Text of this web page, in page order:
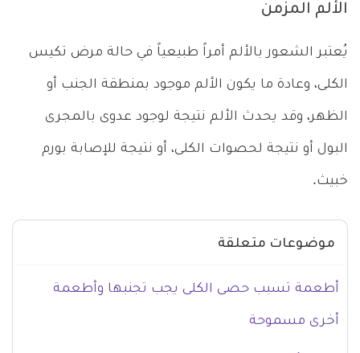
الألم المزمن
يُعتبر الشعور بالألم أمراً طبيعياً في حالة مرض تكيس
الكلى، وعادة ما يكون الألم موجود بمنطقة الجنب أو
الظهر، وقد يحدث الألم نتيجة لوجود عدوى بالمجرى
البول أو نتيجة لحصوات الكلى، أو نتيجة للإصابة بورم
خبيث.
موضوعات متعلقة
أطعمة تسبب حصى الكلى يجب تجنبها وأطعمة
أخرى مسموحة